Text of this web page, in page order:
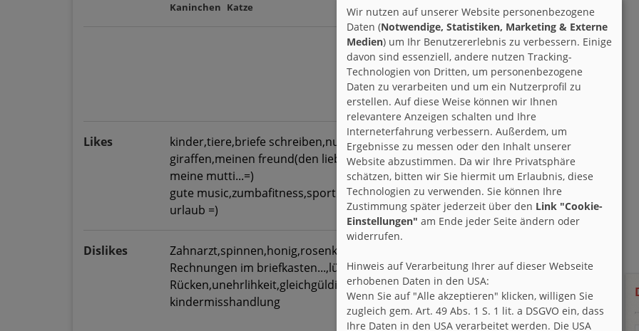
Kaninchen Katze
Likes
kinder,tiere,briefe schreiben,nudeln,nette freunde,define,pinguine,
giraffen,meinen freund(den liebe ich ganz dolle),meine brieffreunde,
meine mutti...=)
gute music,zumbafitness,sport im sportverein...gesunde ernährung!
urlaub =)
Dislikes
Zahnarzt,spinnen,honig,rosenkohl,schlechte laune,leerer briefkasten,
Rechnungen im briefkasten...,lügner,lästern hinter meinem
Rücken,unehrlihkeit,gleichgüldigkeit,ärger,streit...krieg,
kindermisshandlung
Wir nutzen auf unserer Website personenbezogene
Daten (Notwendige, Statistiken, Marketing & Externe
Medien) um Ihr Benutzererlebnis zu verbessern. Einige
davon sind essenziell, andere nutzen Tracking-
Technologien von Dritten, um personenbezogene
Daten zu verarbeiten und um ein Nutzerprofil zu
erstellen. Auf diese Weise können wir Ihnen
relevantere Anzeigen schalten und Ihre
Interneterfahrung verbessern. Außerdem, um
Ergebnisse zu messen oder den Inhalt unserer
Website abzustimmen. Da wir Ihre Privatsphäre
schätzen, bitten wir Sie hiermit um Erlaubnis, diese
Technologien zu verwenden. Sie können Ihre
Zustimmung später jederzeit über den Link "Cookie-
Einstellungen" am Ende jeder Seite ändern oder
widerrufen.
Hinweis auf Verarbeitung Ihrer auf dieser Webseite
erhobenen Daten in den USA:
Wenn Sie auf "Alle akzeptieren" klicken, willigen Sie
zugleich gem. Art. 49 Abs. 1 S. 1 lit. a DSGVO ein, dass
Ihre Daten in den USA verarbeitet werden. Die USA